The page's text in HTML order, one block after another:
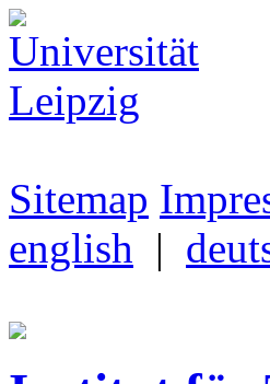
Sitemap
english |